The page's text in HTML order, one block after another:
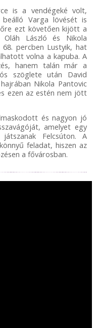
is a vendégeké volt,
Varga lövését is
ezt követően kijött a
László és Nikola
percben Lustyik, hat
volna a kapuba. A
hanem talán már a
szöglete után David
Nikola Pantovic
ezen az estén nem jött
és nagyon jó
amelyet egy
Felcsúton. A
feladat, hiszen az
a fővárosban.